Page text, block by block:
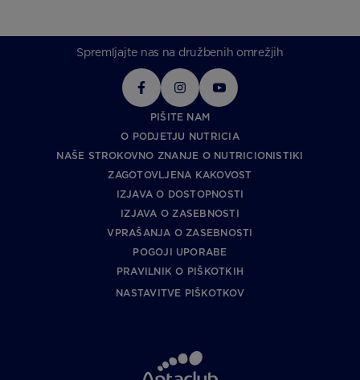
Spremljajte nas na družbenih omrežjih
PIŠITE NAM
O PODJETJU NUTRICIA
NAŠE STROKOVNO ZNANJE O NUTRICIONISTIKI
ZAGOTOVLJENA KAKOVOST
IZJAVA O DOSTOPNOSTI
IZJAVA O ZASEBNOSTI
VPRAŠANJA O ZASEBNOSTI
POGOJI UPORABE
PRAVILNIK O PIŠKOTKIH
NASTAVITVE PIŠKOTKOV